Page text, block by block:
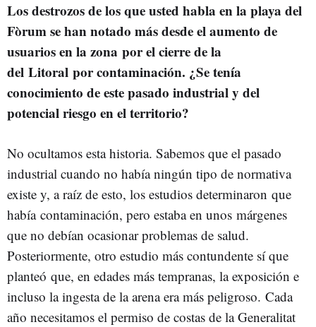
Los destrozos de los que usted habla en la playa del
Fòrum se han notado más desde el aumento de
usuarios en la zona por el cierre de la
del Litoral por contaminación. ¿Se tenía
conocimiento de este pasado industrial y del
potencial riesgo en el territorio?
No ocultamos esta historia. Sabemos que el pasado
industrial cuando no había ningún tipo de normativa
existe y, a raíz de esto, los estudios determinaron que
había contaminación, pero estaba en unos márgenes
que no debían ocasionar problemas de salud.
Posteriormente, otro estudio más contundente sí que
planteó que, en edades más tempranas, la exposición e
incluso la ingesta de la arena era más peligroso. Cada
año necesitamos el permiso de costas de la Generalitat